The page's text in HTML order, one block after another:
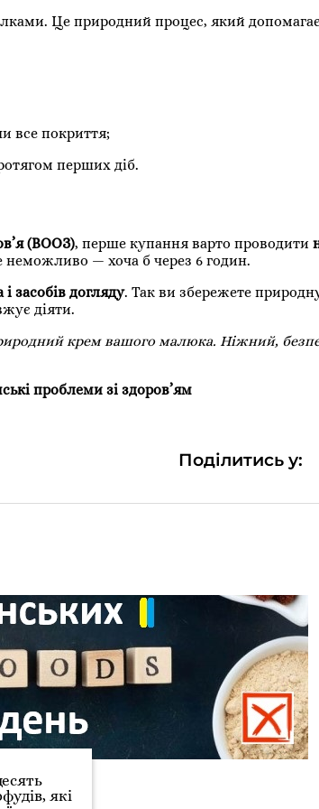
Це природний процес, який допомагає
все покриття;
перших діб.
(ВООЗ), перше купання варто проводити
— хоча б через 6 годин.
засобів догляду. Так ви збережете
діяти.
крем вашого малюка. Ніжний,
проблеми зі здоров’ям
Поділитись у:
які